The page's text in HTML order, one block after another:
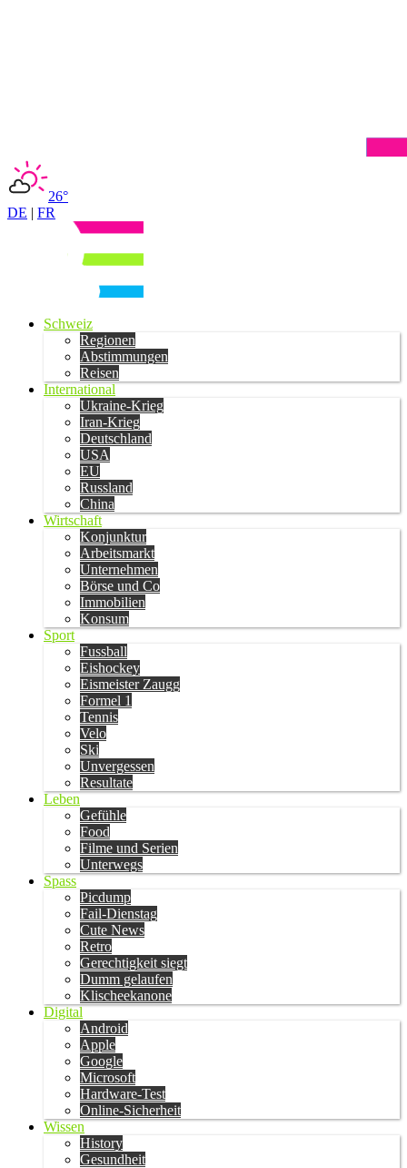
26°
DE | FR
Schweiz
Regionen
Abstimmungen
Reisen
International
Ukraine-Krieg
Iran-Krieg
Deutschland
USA
EU
Russland
China
Wirtschaft
Konjunktur
Arbeitsmarkt
Unternehmen
Börse und Co
Immobilien
Konsum
Sport
Fussball
Eishockey
Eismeister Zaugg
Formel 1
Tennis
Velo
Ski
Unvergessen
Resultate
Leben
Gefühle
Food
Filme und Serien
Unterwegs
Spass
Picdump
Fail-Dienstag
Cute News
Retro
Gerechtigkeit siegt
Dumm gelaufen
Klischeekanone
Digital
Android
Apple
Google
Microsoft
Hardware-Test
Online-Sicherheit
Wissen
History
Gesundheit